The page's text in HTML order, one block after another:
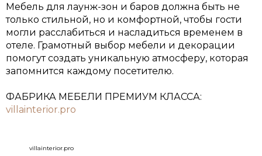
Мебель для лаунж-зон и баров должна быть не
только стильной, но и комфортной, чтобы гости
могли расслабиться и насладиться временем в
отеле. Грамотный выбор мебели и декорации
помогут создать уникальную атмосферу, которая
запомнится каждому посетителю.
ФАБРИКА МЕБЕЛИ ПРЕМИУМ КЛАССА:
villainterior.pro
villainterior.pro